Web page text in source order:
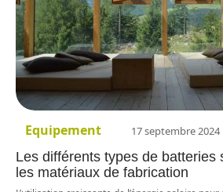
Equipement 17 septembre 2024
Les différents types de batteries
les matériaux de fabrication